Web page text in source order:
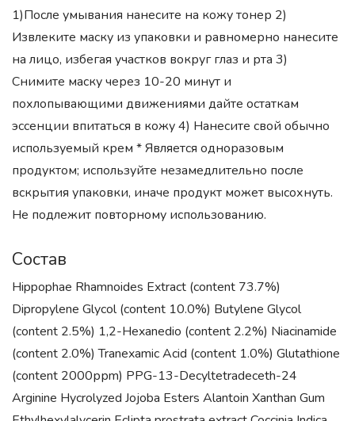
1)После умывания нанесите на кожу тонер 2)
Извлеките маску из упаковки и равномерно нанесите
на лицо, избегая участков вокруг глаз и рта 3)
Снимите маску через 10-20 минут и
похлопывающими движениями дайте остаткам
эссенции впитаться в кожу 4) Нанесите свой обычно
используемый крем * Является одноразовым
продуктом; используйте незамедлительно после
вскрытия упаковки, иначе продукт может высохнуть.
Не подлежит повторному использованию.
Состав
Hippophae Rhamnoides Extract (content 73.7%)
Dipropylene Glycol (content 10.0%) Butylene Glycol
(content 2.5%) 1,2-Hexanedio (content 2.2%) Niacinamide
(content 2.0%) Tranexamic Acid (content 1.0%) Glutathione
(content 2000ррm) PPG-13-Decyltetradeceth-24
Arginine Hycrolyzed Jojoba Esters Alantoin Xanthan Gum